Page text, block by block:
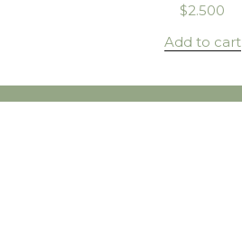
$2.500
Add to cart